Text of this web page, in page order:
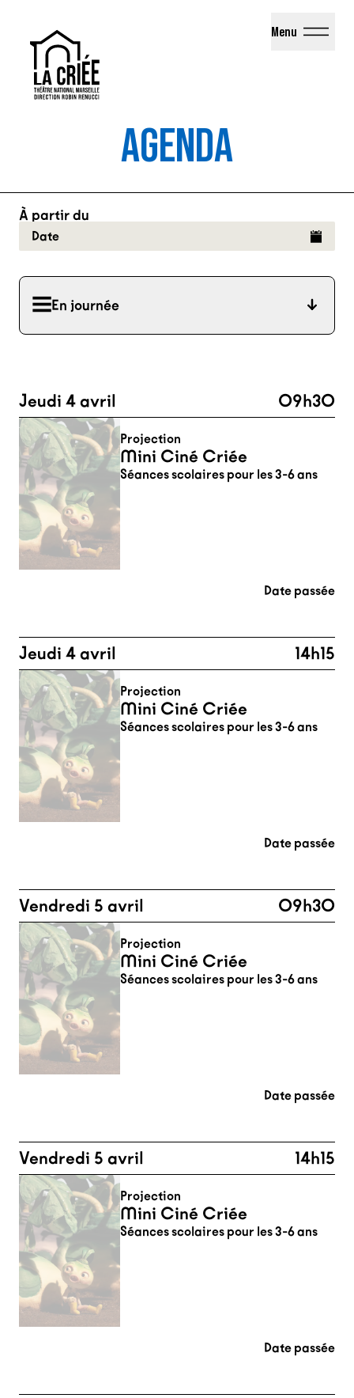
Menu
AGENDA
À partir du
Date
En journée
Jeudi 4 avril 09h30
Projection
Mini Ciné Criée
Séances scolaires pour les 3-6 ans
Date passée
Jeudi 4 avril 14h15
Projection
Mini Ciné Criée
Séances scolaires pour les 3-6 ans
Date passée
Vendredi 5 avril 09h30
Projection
Mini Ciné Criée
Séances scolaires pour les 3-6 ans
Date passée
Vendredi 5 avril 14h15
Projection
Mini Ciné Criée
Séances scolaires pour les 3-6 ans
Date passée